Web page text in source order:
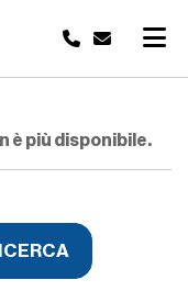
è più disponibile.